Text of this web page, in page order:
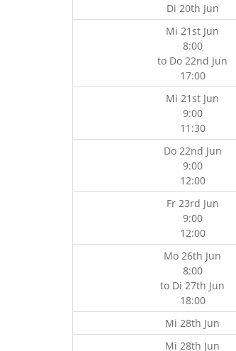
Di 20th Jun
Mi 21st Jun
8:00
to Do 22nd Jun
17:00
Mi 21st Jun
9:00
11:30
Do 22nd Jun
9:00
12:00
Fr 23rd Jun
9:00
12:00
Mo 26th Jun
8:00
to Di 27th Jun
18:00
Mi 28th Jun
Mi 28th Jun